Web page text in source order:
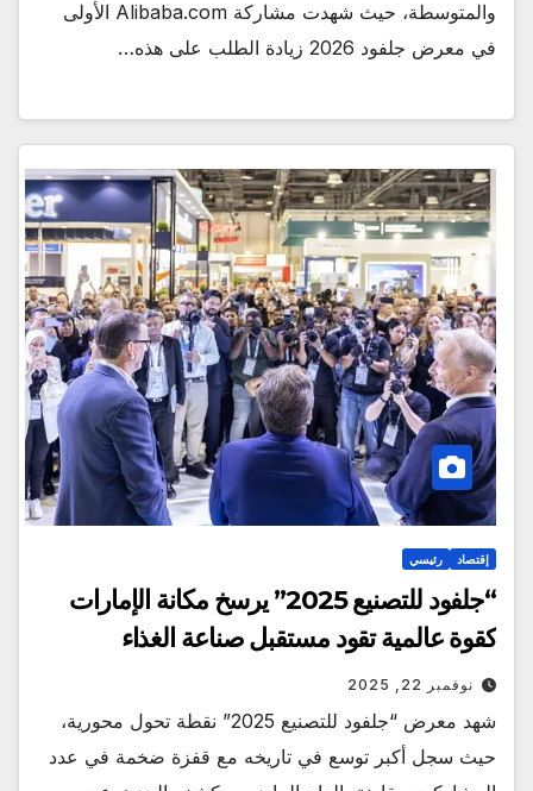
والمتوسطة، حيث شهدت مشاركة Alibaba.com الأولى
في معرض جلفود 2026 زيادة الطلب على هذه…
إقتصاد رئيسي
“جلفود للتصنيع 2025” يرسخ مكانة الإمارات
كقوة عالمية تقود مستقبل صناعة الغذاء
نوفمبر 22, 2025
شهد معرض “جلفود للتصنيع 2025” نقطة تحول محورية،
حيث سجل أكبر توسع في تاريخه مع قفزة ضخمة في عدد